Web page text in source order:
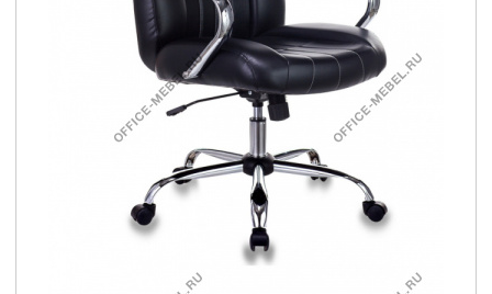
Заказать обратный звонок